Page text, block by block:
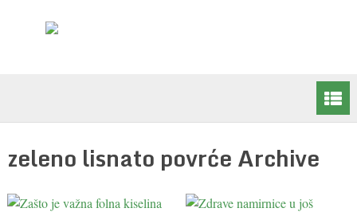
zeleno lisnato povrće Archive